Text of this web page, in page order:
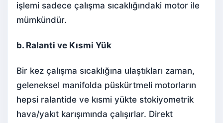
işlemi sadece çalışma sıcaklığındaki motor ile
mümkündür.
b. Ralanti ve Kısmi Yük
Bir kez çalışma sıcaklığına ulaştıkları zaman,
geleneksel manifolda püskürtmeli motorların
hepsi ralantide ve kısmi yükte stokiyometrik
hava/yakıt karışımında çalışırlar. Direkt